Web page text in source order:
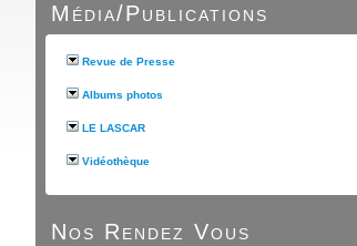
Média/Publications
Revue de Presse
Albums photos
LE LASCAR
Vidéothèque
Nos Rendez Vous